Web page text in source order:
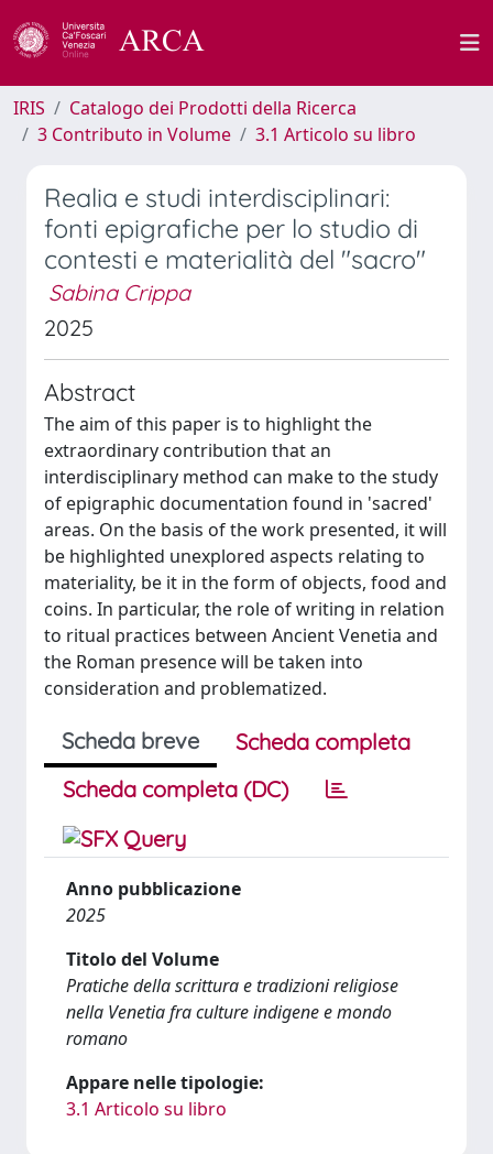
IRIS
Catalogo dei Prodotti della Ricerca
3 Contributo in Volume
3.1 Articolo su libro
Realia e studi interdisciplinari:
fonti epigrafiche per lo studio di
contesti e materialità del "sacro"
Sabina Crippa
2025
Abstract
The aim of this paper is to highlight the
extraordinary contribution that an
interdisciplinary method can make to the study
of epigraphic documentation found in 'sacred'
areas. On the basis of the work presented, it will
be highlighted unexplored aspects relating to
materiality, be it in the form of objects, food and
coins. In particular, the role of writing in relation
to ritual practices between Ancient Venetia and
the Roman presence will be taken into
consideration and problematized.
Scheda breve
Scheda completa
Scheda completa (DC)
Anno pubblicazione
2025
Titolo del Volume
Pratiche della scrittura e tradizioni religiose
nella Venetia fra culture indigene e mondo
romano
Appare nelle tipologie:
3.1 Articolo su libro